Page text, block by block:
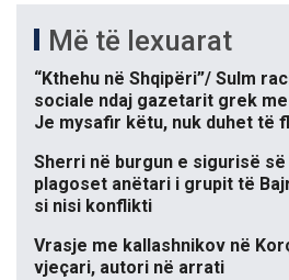
Më të lexuarat
“Kthehu në Shqipëri”/ Sulm
sociale ndaj gazetarit grek
Je mysafir këtu, nuk duhet të
Sherri në burgun e sigurisë
plagoset anëtari i grupit të
si nisi konflikti
Vrasje me kallashnikov në
vjeçari, autori në arrati